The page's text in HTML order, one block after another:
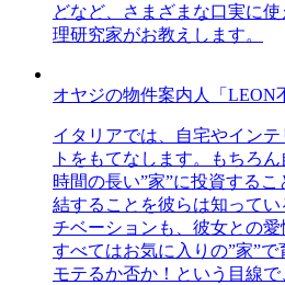
どなど、さまざまな口実に
理研究家がお教えします。
オヤジの物件案内人「LEON
イタリアでは、自宅やイン
トをもてなします。もちろ
時間の長い”家”に投資する
結することを彼らは知って
チベーションも、彼女との愛
すべてはお気に入りの”家”
モテるか否か！という目線